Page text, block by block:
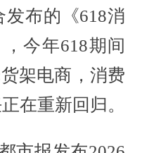
布的《618消
今年618期间
架电商，消费
在重新回归。